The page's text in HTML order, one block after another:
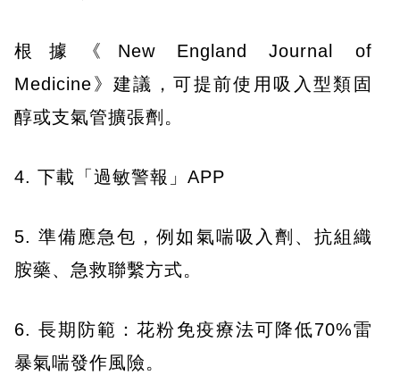
根據《New England Journal of
Medicine》建議，可提前使用吸入型類固
醇或支氣管擴張劑。
4. 下載「過敏警報」APP
5. 準備應急包，例如氣喘吸入劑、抗組織
胺藥、急救聯繫方式。
6. 長期防範：花粉免疫療法可降低70%雷
暴氣喘發作風險。